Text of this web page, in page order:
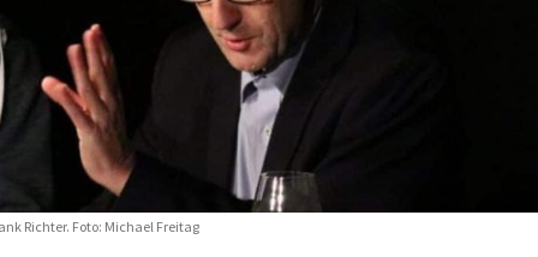
Richter. Foto: Michael Freitag